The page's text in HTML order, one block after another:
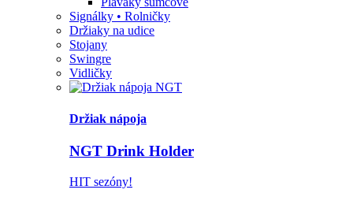
Signálky • Rolničky
Držiaky na udice
Stojany
Swingre
Vidličky
Držiak nápoja
NGT Drink Holder
HIT sezóny!